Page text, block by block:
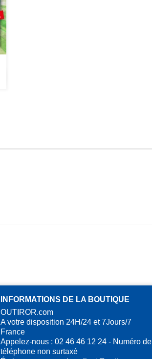
INFORMATIONS DE LA BOUTIQUE
OUTIROR.com
A votre disposition 24H/24 et 7Jours/7
France
Appelez-nous : 02 46 46 12 24 - Numéro de
téléphone non surtaxé